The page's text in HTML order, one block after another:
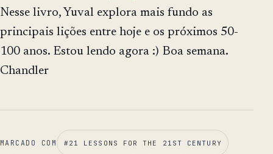
Nesse livro, Yuval explora mais fundo as
principais lições entre hoje e os próximos 50-
100 anos. Estou lendo agora :) Boa semana.
Chandler
MARCADO COM #21 LESSONS FOR THE 21ST CENTURY